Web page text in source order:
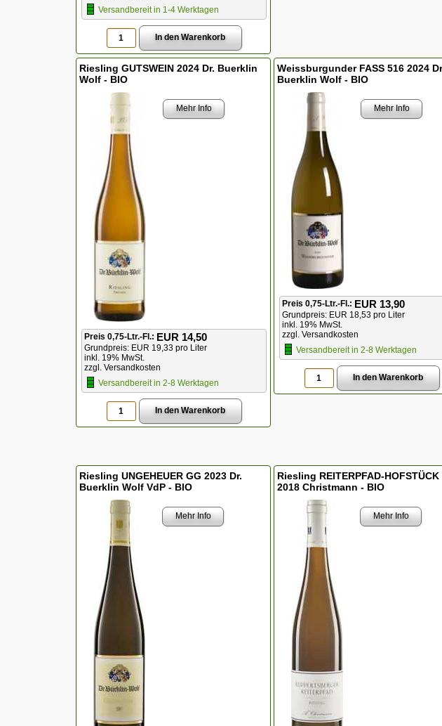
Versandbereit in 1-4 Werktagen
Riesling GUTSWEIN 2024 Dr. Buerklin
Wolf - BIO
Mehr Info
Preis 0,75-Ltr.-Fl.: EUR 14,50
Grundpreis: EUR 19,33 pro Liter
inkl. 19% MwSt.
zzgl. Versandkosten
Versandbereit in 2-8 Werktagen
Weissburgunder FASS 516 2024
Buerklin Wolf - BIO
Mehr Info
Preis 0,75-Ltr.-Fl.: EUR 13,90
Grundpreis: EUR 18,53 pro Liter
inkl. 19% MwSt.
zzgl. Versandkosten
Versandbereit in 2-8 Werktagen
Riesling UNGEHEUER GG 2023 Dr.
Buerklin Wolf VdP - BIO
Mehr Info
Riesling REITERPFAD-HOFSTÜCK
2018 Christmann - BIO
Mehr Info